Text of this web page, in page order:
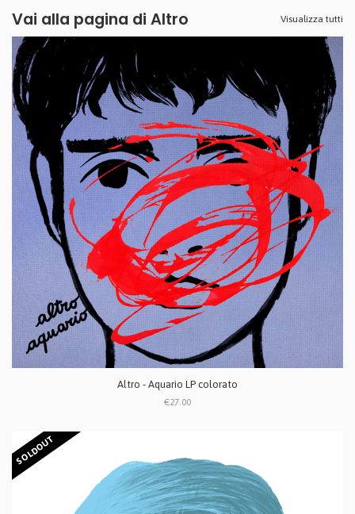
Vai alla pagina di Altro Visualizza tutti
Altro - Aquario LP colorato
€27.00
SOLDOUT